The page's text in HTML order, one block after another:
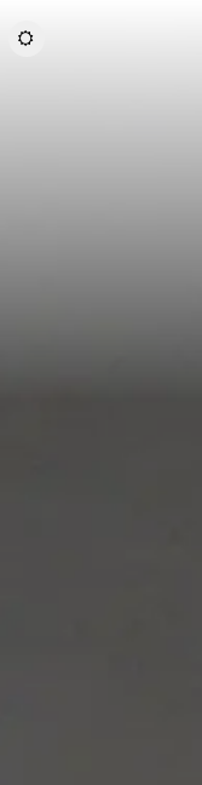
主题颜色切换